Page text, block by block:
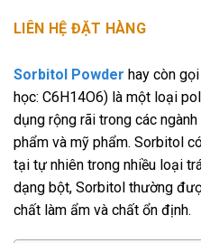
LIÊN HỆ ĐẶT HÀNG
Sorbitol Powder hay còn
học: C6H14O6) là một loại
dụng rộng rãi trong các
phẩm và mỹ phẩm. Sorbitol
tại tự nhiên trong nhiều loại
dạng bột, Sorbitol thường
chất làm ẩm và chất ổn định.